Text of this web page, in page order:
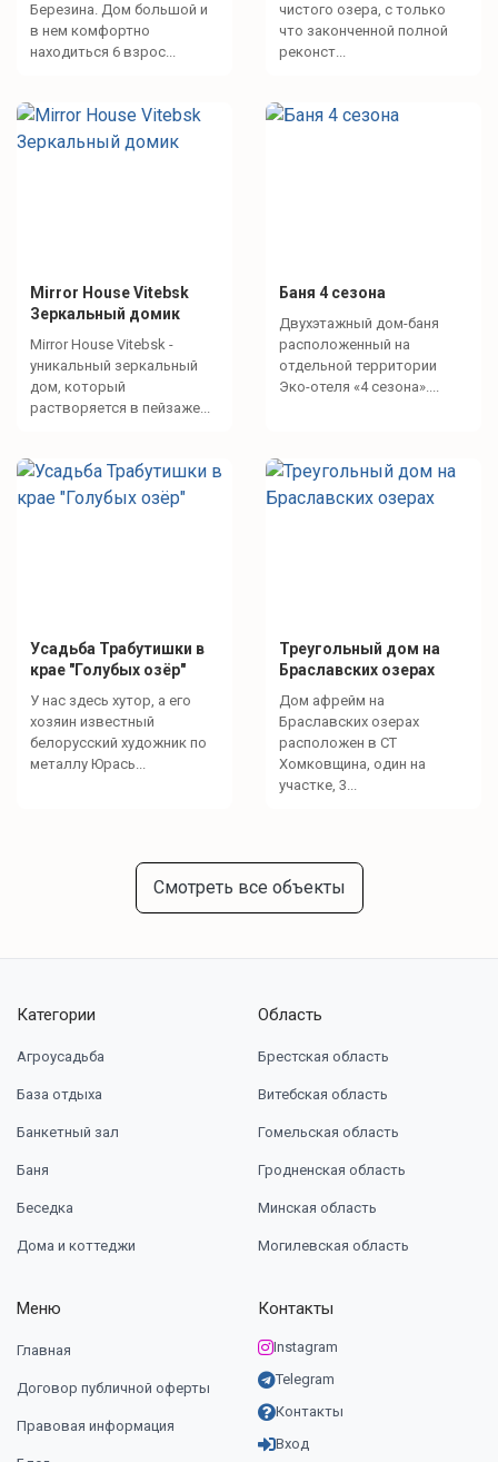
Березина. Дом большой и
в нем комфортно
находиться 6 взрос...
чистого озера, с только
что законченной полной
реконст...
Mirror House Vitebsk
Зеркальный домик
Mirror House Vitebsk -
уникальный зеркальный
дом, который
растворяется в пейзаже...
Баня 4 сезона
Двухэтажный дом-баня
расположенный на
отдельной территории
Эко-отеля «4 сезона»....
Усадьба Трабутишки в
крае "Голубых озёр"
У нас здесь хутор, а его
хозяин известный
белорусский художник по
металлу Юрась...
Треугольный дом на
Браславских озерах
Дом афрейм на
Браславских озерах
расположен в СТ
Хомковщина, один на
участке, 3...
Смотреть все объекты
Категории
Агроусадьба
База отдыха
Банкетный зал
Баня
Беседка
Дома и коттеджи
Область
Брестская область
Витебская область
Гомельская область
Гродненская область
Минская область
Могилевская область
Меню
Главная
Договор публичной оферты
Правовая информация
Контакты
Instagram
Telegram
Контакты
Вход